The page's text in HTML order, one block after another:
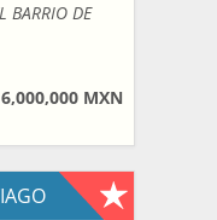
BARRIO DE
MXN